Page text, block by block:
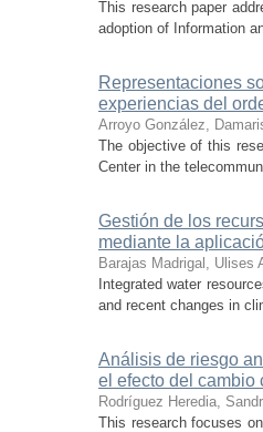
This research paper
adoption of Information
Representaciones
experiencias del
Arroyo González,
The objective of this
Center in the
Gestión de los
mediante la
Barajas Madrigal, Ulises
Integrated water
and recent changes in
Análisis de riesgo
el efecto del cambio
Rodríguez Heredia,
This research focuses